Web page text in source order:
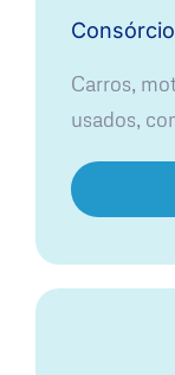
Consórcio
Carros,
usados,